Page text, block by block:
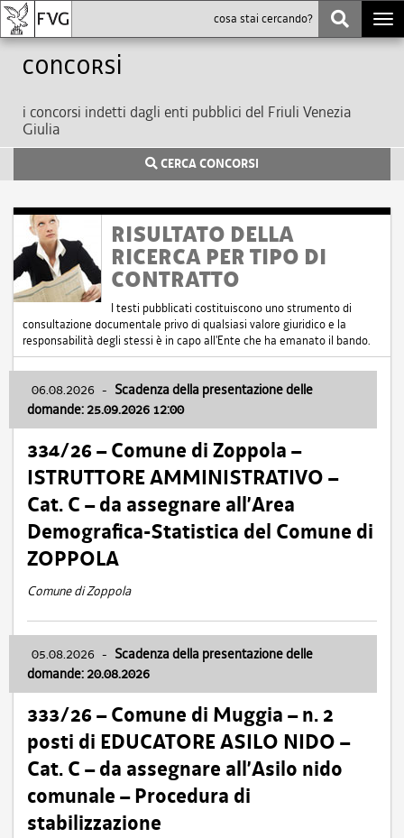
Concorsi
i concorsi indetti dagli enti pubblici del Friuli Venezia
Giulia
CERCA CONCORSI
RISULTATO DELLA
RICERCA PER TIPO DI
CONTRATTO
I testi pubblicati costituiscono uno strumento di
consultazione documentale privo di qualsiasi valore giuridico e la
responsabilità degli stessi è in capo all'Ente che ha emanato il bando.
06.08.2026 - Scadenza della presentazione delle
domande: 25.09.2026 12:00
334/26 – Comune di Zoppola –
ISTRUTTORE AMMINISTRATIVO –
Cat. C – da assegnare all’Area
Demografica-Statistica del Comune di
ZOPPOLA
Comune di Zoppola
05.08.2026 - Scadenza della presentazione delle
domande: 20.08.2026
333/26 – Comune di Muggia – n. 2
posti di EDUCATORE ASILO NIDO –
Cat. C – da assegnare all’Asilo nido
comunale – Procedura di
stabilizzazione